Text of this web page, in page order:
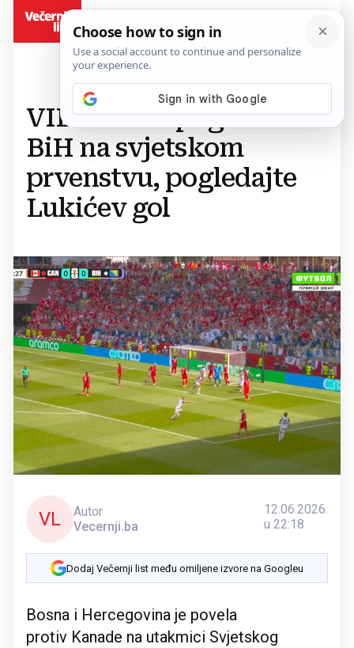
VIDEO Prvi pogodak
BiH na svjetskom
prvenstvu, pogledajte
Lukićev gol
VL
Autor
Vecernji.ba
12.06.2026.
u 22:18
Dodaj Večernji list među omiljene izvore na Googleu
Bosna i Hercegovina je povela
protiv Kanade na utakmici Svjetskog